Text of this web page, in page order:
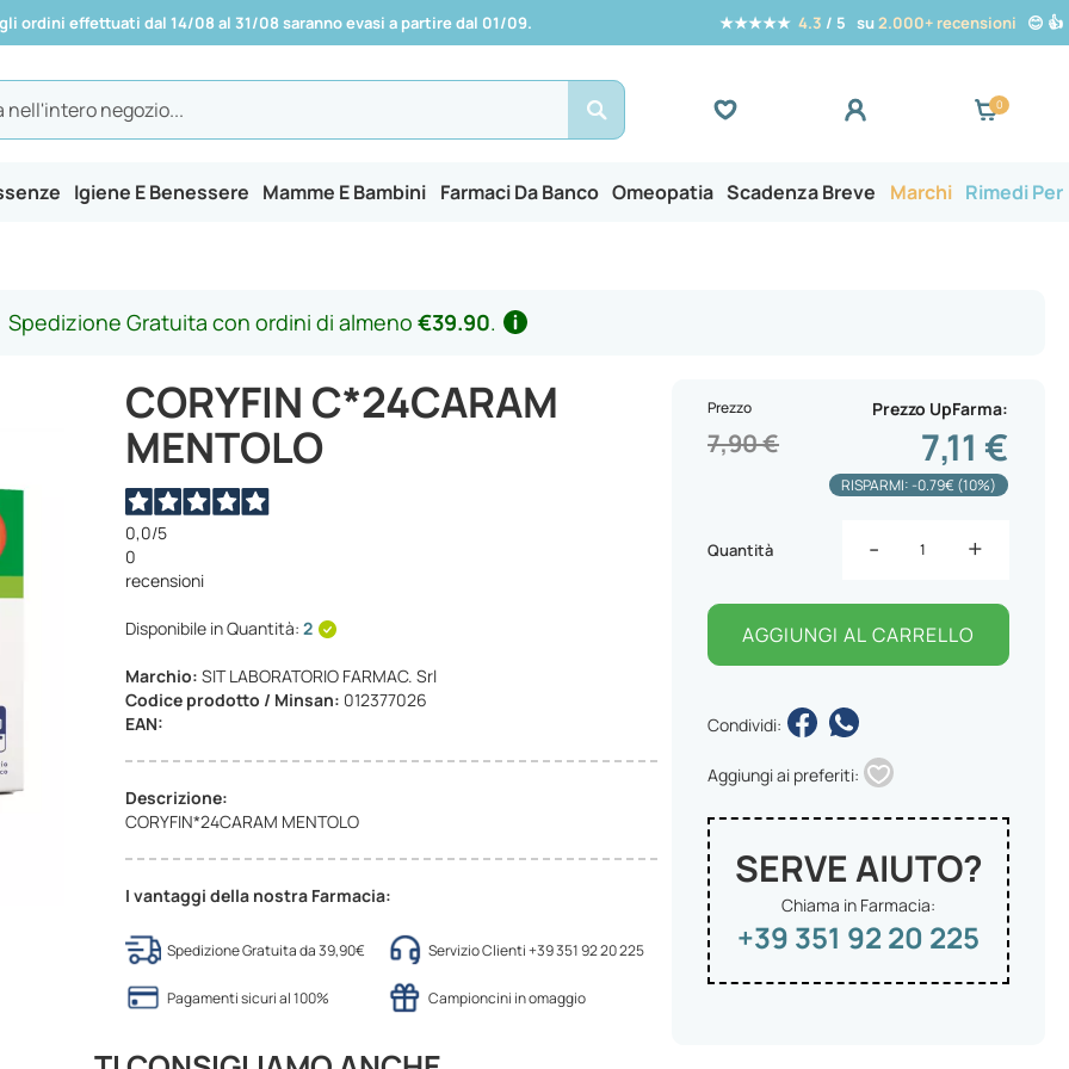
ordini effettuati dal 14/08 al 31/08 saranno evasi a partire dal 01/09. ★★★★★ 4.3 / 5 su2.000+ recensioni 😊 👍
Search
Igiene E Benessere Mamme E Bambini Farmaci Da Banco Omeopatia Scadenza Breve Marchi Rimedi Per
Spedizione Gratuita con ordini di almeno €39.90.
CORYFIN C*24CARAM
MENTOLO
0,0/5
0
recensioni
Disponibile in Quantità:2
Marchio:SIT LABORATORIO FARMAC. Srl
Codice prodotto / Minsan: 012377026
EAN:
Descrizione:
CORYFIN*24CARAM MENTOLO
I vantaggi della nostra Farmacia:
Spedizione Gratuita da 39,90€ Servizio Clienti +39 351 92 20 225
Pagamenti sicuri al 100% Campioncini in omaggio
Prezzo UpFarma
7,11 €
Prezzo
7,90 €
RISPARMI: -0.79€ (10%)
Quantità - +
AGGIUNGI AL CARRELLO
Condividi:
Aggiungi ai preferiti:
SERVE AIUTO?
Chiama in Farmacia:
+39 351 92 20 225